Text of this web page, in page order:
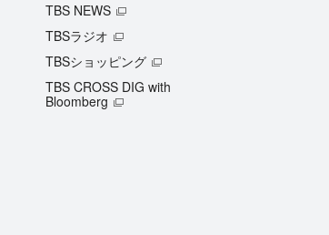
TBS NEWS
TBSラジオ
TBSショッピング
TBS CROSS DIG with
Bloomberg